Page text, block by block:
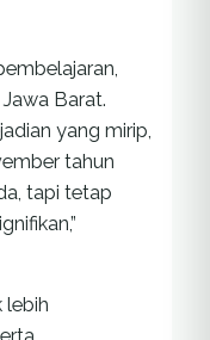
Barat.
yang mirip,
tahun
tapi tetap
lebih